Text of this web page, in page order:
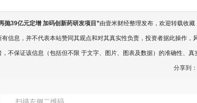
抛39亿元定增 加码创新药研发项目 ”由壹米财经整理发布，欢迎转载收藏
有信息，并不代表本站赞同其观点和对其真实性负责，投资者据此操作
不保证该信息（包括但不限 于文字、图片、图表及数据）的准确性、
分享到：